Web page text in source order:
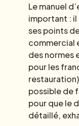
Le manuel
important : il
ses points
commercial
des normes
pour les
possible de
pour que le
détaillé,